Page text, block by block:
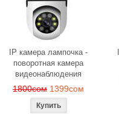
IP камера лампочка -
поворотная камера
видеонаблюдения
1800сом 1399сом